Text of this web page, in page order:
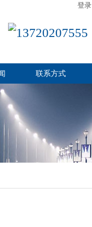
登录
13720207555
联系方式